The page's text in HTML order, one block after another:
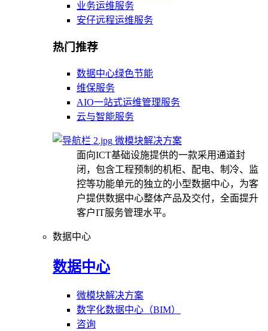
业务运维服务
安仔远程运维服务
热门推荐
数据中心绿色节能
维保服务
AIO一站式运维管理服务
云与智能服务
微模块解决方案
面向ICT基础设施提供的一款采用通道封
闭，包含工程预制的机柜、配电、制冷、监
控等功能单元的独立的小型数据中心，为客
户提供数据中心整体产品及交付，全面提升
客户IT服务管理水平。
数据中心
数据中心
微模块解决方案
数字化数据中心（BIM）
咨询